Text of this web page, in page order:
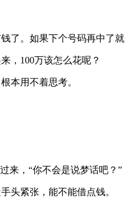
了。如果下个号码再中了
，100万该怎么花呢？
本用不着思考。
来，“你不会是说梦话吧？”
头紧张，能不能借点钱。